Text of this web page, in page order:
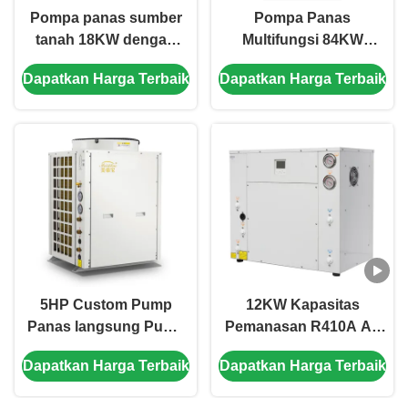
Pompa panas sumber
tanah 18KW dengan
kontrol panel sentuh
LCD dan refrigeran
yang efisien
Dapatkan Harga Terbaik
Pompa Panas
Multifungsi 84KW
dengan kompresor
gulung dan penukar
pendinginan yang
efisien
Dapatkan Harga Terbaik
5HP Custom Pump
Panas langsung Pump
Panas Pemanasan
Galvanis Lembar Bahan
Dapatkan Harga Terbaik
12KW Kapasitas
Pemanasan R410A Air
pendingin ke Air
Sumber tanah Pompa
Dapatkan Harga Terbaik